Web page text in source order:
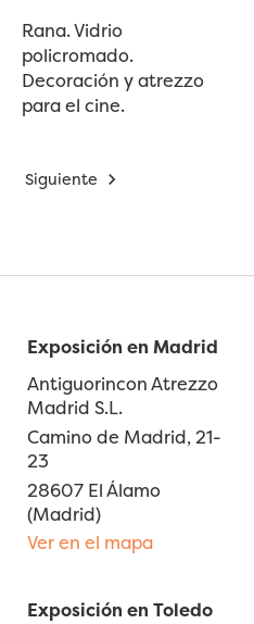
Rana. Vidrio
policromado.
Decoración y atrezzo
para el cine.
Siguiente 
Exposición en Madrid
Antiguorincon Atrezzo
Madrid S.L.
Camino de Madrid, 21-
23
28607 El Álamo
(Madrid)
Ver en el mapa
Exposición en Toledo